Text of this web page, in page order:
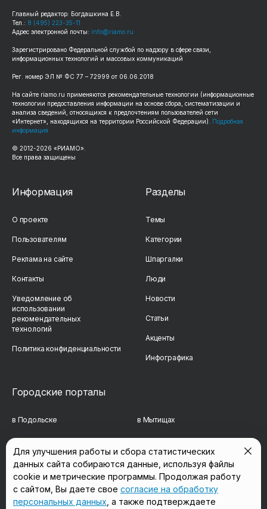
Главный редактор: Богдашкина Е.В.
Тел.: 8 (495) 223-35-11
Адрес электронной почты: info@riamo.ru
Зарегистрировано Федеральной службой по надзору в сфере связи,
информационных технологий и массовых коммуникаций
Рег. номер ЭЛ № ФС 77 – 72999 от 06.06.2018
На сайте riamo.ru применяются рекомендательные технологии (информационные
технологии предоставления информации на основе сбора, систематизации и
анализа сведений, относящихся к предпочтениям пользователей сети
«Интернет», находящихся на территории Российской Федерации). Подробная
информация
© 2012-2026 «РИАМО».
Все права защищены
Информация
О проекте
Пользователям
Реклама на сайте
Контакты
Уведомление об
использовании
рекомендательных
технологий
Политика конфиденциальности
Разделы
Темы
Категории
Шпаргалки
Люди
Новости
Статьи
Акценты
Инфографика
Городские порталы
в Подольске в Мытищах
в Сергиевом Посаде в Люберцах
в Красногорске в Королёве
Для улучшения работы и сбора статистических
данных сайта собираются данные, используя файлы
cookie и метрические программы. Продолжая работу
с сайтом, Вы даете свое согласие на обработку
персональных данных , а также подтверждаете